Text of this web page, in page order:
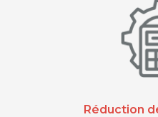
Réduction